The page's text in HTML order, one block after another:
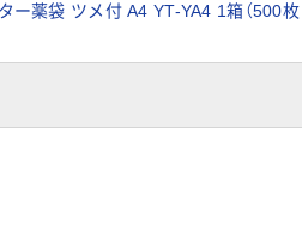
薬袋 ツメ付 A4 YT-YA4 1箱（500枚